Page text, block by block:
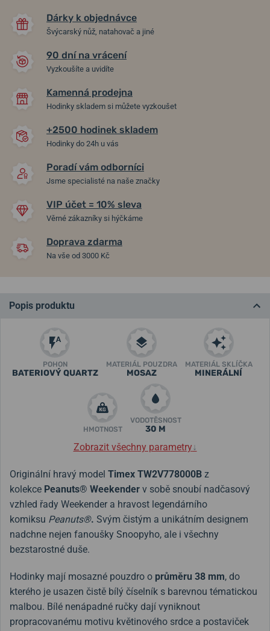
Dárky k objednávce
Švýcarský nůž, natahovač a jiné
90 dní na vrácení
Vyzkoušíte a uvidíte
Kamenná prodejna
Hodinky skladem si můžete vyzkoušet
+2500 hodinek skladem
Hodinky do 24h u vás
Poradí vám odborníci
Jsme specialisté na naše značky
VIP účet = 10% sleva
Věrné zákazníky si hýčkáme
Doprava zdarma
Na vše od 3000 Kč
Popis produktu
POHON
BATERIOVÝ QUARTZ
MATERIÁL POUZDRA
MOSAZ
MATERIÁL SKLÍČKA
MINERÁLNÍ
HMOTNOST
VODOTĚSNOST
30 M
Zobrazit všechny parametry↓
Originální hravý model Timex TW2V778000B z
kolekce Peanuts® Weekender v sobě snoubí nadčasový
vzhled řady Weekender a hravost legendárního
komiksu Peanuts®. Svým čistým a unikátním designem
nadchne nejen fanoušky Snoopyho, ale i všechny
bezstarostné duše.
Hodinky mají mosazné pouzdro o průměru 38 mm, do
kterého je usazen čistě bílý číselník s barevnou tématickou
malbou. Bílé nenápadné ručky dají vyniknout
propracovanému motivu květinového srdce a postaviček